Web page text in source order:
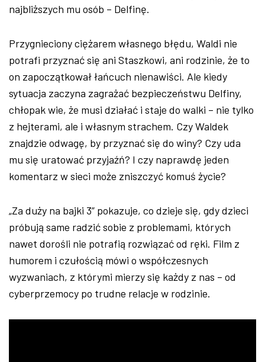
najbliższych mu osób – Delfinę.
Przygnieciony ciężarem własnego błędu, Waldi nie
potrafi przyznać się ani Staszkowi, ani rodzinie, że to
on zapoczątkował łańcuch nienawiści. Ale kiedy
sytuacja zaczyna zagrażać bezpieczeństwu Delfiny,
chłopak wie, że musi działać i staje do walki – nie tylko
z hejterami, ale i własnym strachem. Czy Waldek
znajdzie odwagę, by przyznać się do winy? Czy uda
mu się uratować przyjaźń? I czy naprawdę jeden
komentarz w sieci może zniszczyć komuś życie?
„Za duży na bajki 3” pokazuje, co dzieje się, gdy dzieci
próbują same radzić sobie z problemami, których
nawet dorośli nie potrafią rozwiązać od ręki. Film z
humorem i czułością mówi o współczesnych
wyzwaniach, z którymi mierzy się każdy z nas – od
cyberprzemocy po trudne relacje w rodzinie.